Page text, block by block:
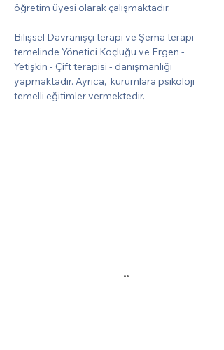
öğretim üyesi olarak çalışmaktadır.
Bilişsel Davranışçı terapi ve Şema terapi
temelinde Yönetici Koçluğu ve Ergen -
Yetişkin - Çift terapisi - danışmanlığı
yapmaktadır. Ayrıca,  kurumlara psikoloji
temelli eğitimler vermektedir.